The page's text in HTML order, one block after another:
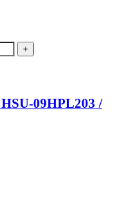
09HPL203 /